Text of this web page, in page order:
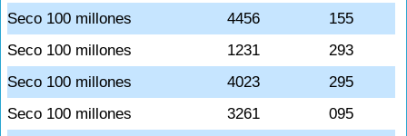
Seco 100 millones
4456
155
Seco 100 millones
1231
293
Seco 100 millones
4023
295
Seco 100 millones
3261
095